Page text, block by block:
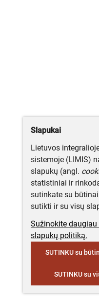
Slapukai
Lietuvos
sistemoje (LIMIS)
slapukų (angl.
statistiniai ir
sutinkate su
sutikti ir su visų
Sužinokite
slapukų politiką.
SUTINKU su
SUTINKU su